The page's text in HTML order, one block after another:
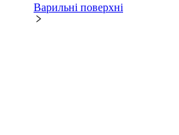
Варильні поверхні